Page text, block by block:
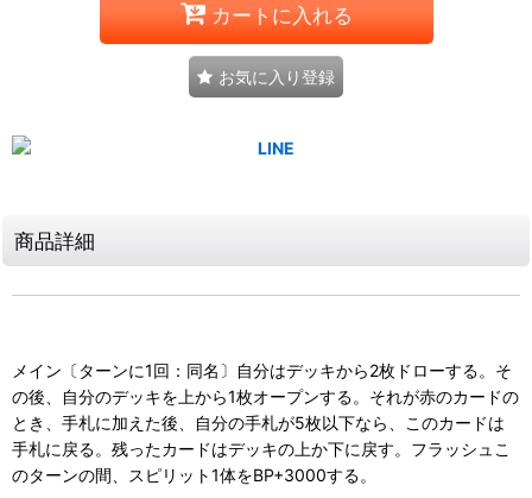
カートに入れる
お気に入り登録
商品詳細
メイン〔ターンに1回：同名〕自分はデッキから2枚ドローする。そ
の後、自分のデッキを上から1枚オープンする。それが赤のカードの
とき、手札に加えた後、自分の手札が5枚以下なら、このカードは
手札に戻る。残ったカードはデッキの上か下に戻す。フラッシュこ
のターンの間、スピリット1体をBP+3000する。